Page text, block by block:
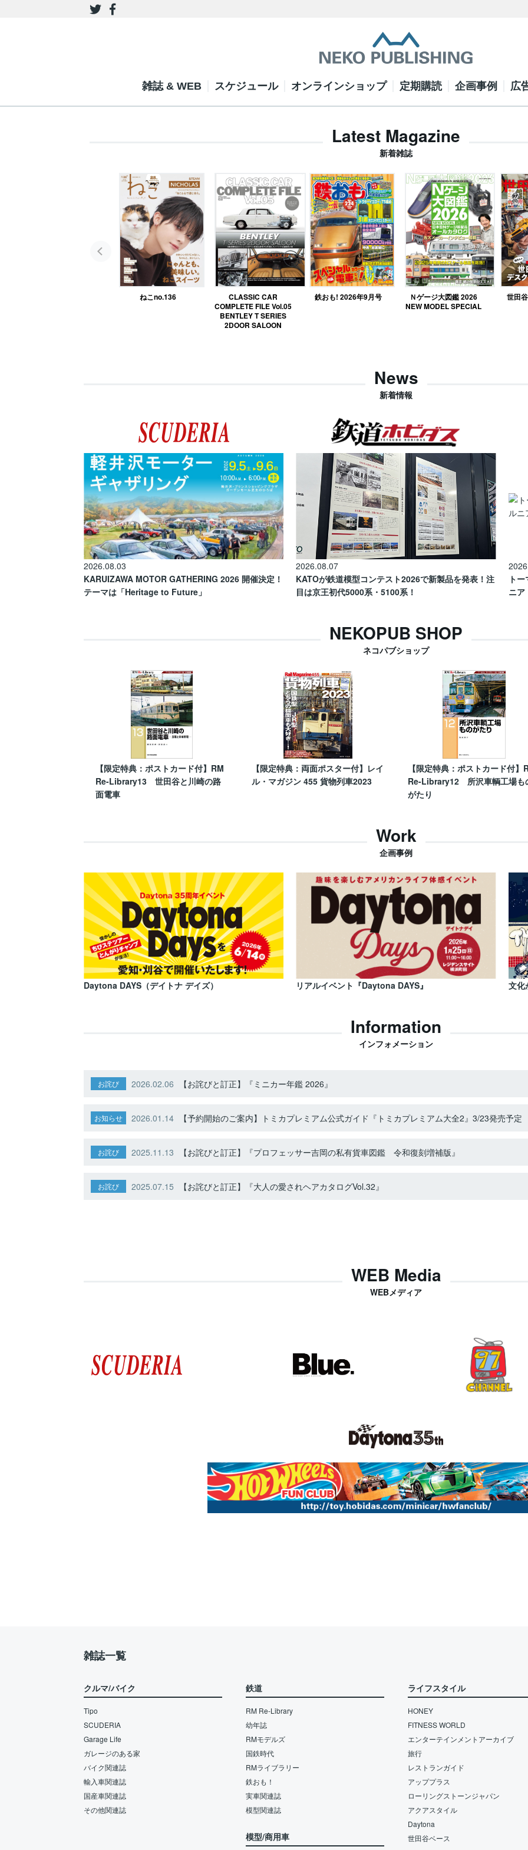
雑誌 & WEB スケジュール オンラインショップ 定期購読 企画事例 広
Latest Magazine
新着雑誌
ねこno.136
CLASSIC CAR
COMPLETE FILE Vol.05
BENTLEY T SERIES
2DOOR SALOON
鉄おも! 2026年9月号
Ｎゲージ大図鑑 2026
NEW MODEL SPECIAL
世田
News
新着情報
2026.08.03
KARUIZAWA MOTOR GATHERING 2026 開催決定！
テーマは「Heritage to Future」
2026.08.07
KATOが鉄道模型コンテスト2026で新製品を発表！注
目は京王初代5000系・5100系！
ト
ニア
NEKOPUB SHOP
ネコパブショップ
【限定特典：ポストカード付】RM
Re-Library13 世田谷と川崎の路
面電車
【限定特典：両面ポスター付】レイ
ル・マガジン 455 貨物列車2023
【限定特典：ポストカード付】
Re-Library12 所沢車輌工場も
がたり
Work
企画事例
Daytona DAYS（デイトナ デイズ） リアルイベント『Daytona DAYS』 文化
Information
インフォメーション
お詫び 2026.02.06 【お詫びと訂正】『ミニカー年鑑 2026』
お知らせ 2026.01.14 【予約開始のご案内】トミカプレミアム公式ガイド『トミカプレミアム大全2』3/23発売予定
お詫び 2025.11.13 【お詫びと訂正】『プロフェッサー吉岡の私有貨車図鑑 令和復刻増補版』
お詫び 2025.07.15 【お詫びと訂正】『大人の愛されヘアカタログVol.32』
WEB Media
WEBメディア
雑誌一覧
クルマ/バイク
Tipo
SCUDERIA
Garage Life
ガレージのある家
バイク関連誌
輸入車関連誌
国産車関連誌
その他関連誌
鉄道
RM Re-Library
幼年誌
RMモデルズ
国鉄時代
RMライブラリー
鉄おも！
実車関連誌
模型関連誌
模型/商用車
ライフスタイル
HONEY
FITNESS WORLD
エンターテインメントアーカイブ
旅行
レストランガイド
アッププラス
ローリングストーンジャパン
アクアスタイル
Daytona
世田谷ベース